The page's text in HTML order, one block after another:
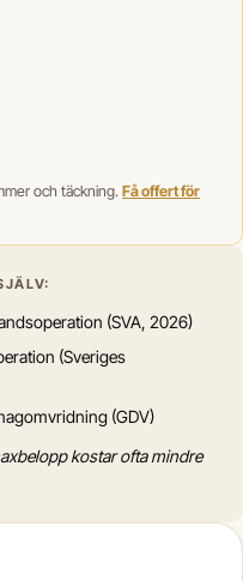
och täckning. Få offert för
(SVA, 2026)
(Sveriges
(GDV)
kostar ofta mindre